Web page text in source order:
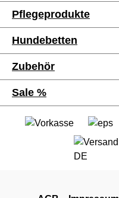
Pflegeprodukte
Hundebetten
Zubehör
Sale %